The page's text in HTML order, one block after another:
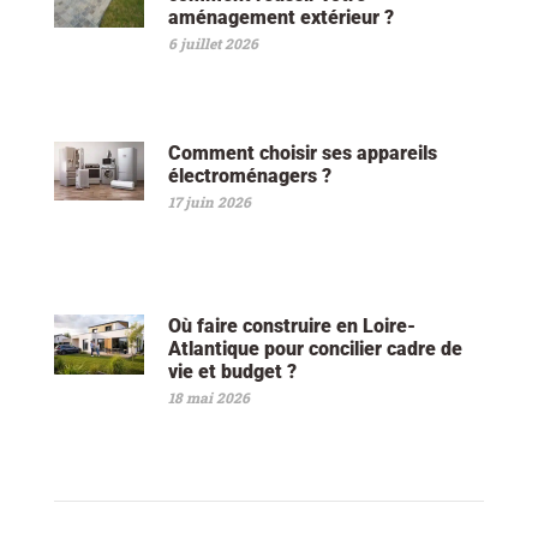
aménagement extérieur ?
6 juillet 2026
Comment choisir ses appareils
électroménagers ?
17 juin 2026
Où faire construire en Loire-
Atlantique pour concilier cadre de
vie et budget ?
18 mai 2026